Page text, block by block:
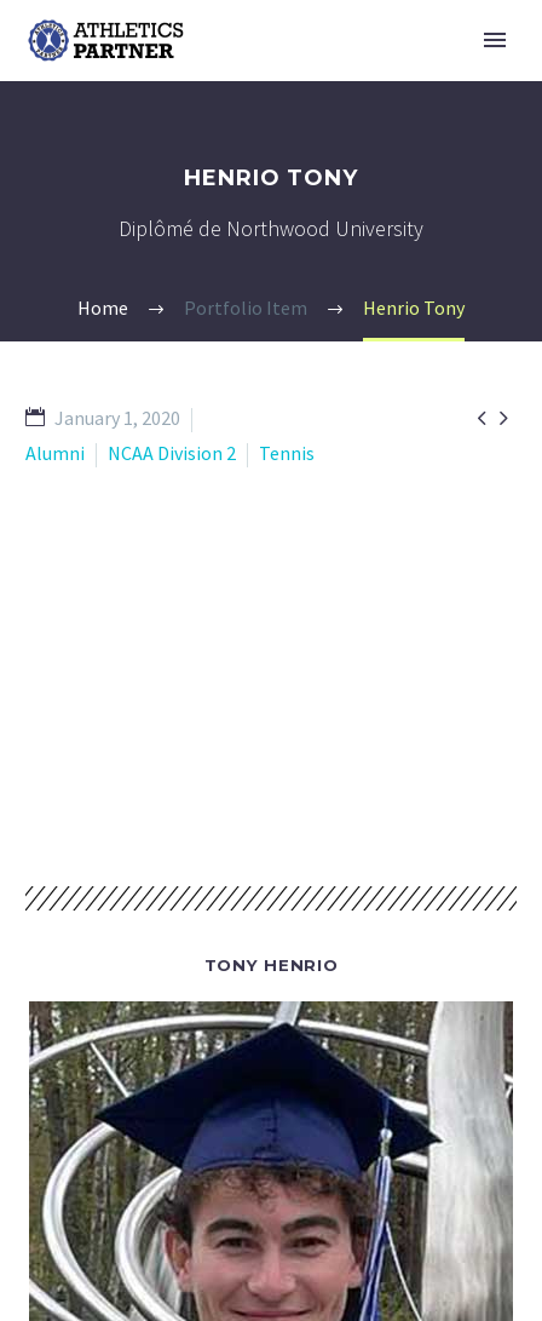
HENRIO TONY
Diplômé de Northwood University
Home Portfolio Item Henrio Tony
 
January 1, 2020
Alumni
NCAA Division 2 Tennis
TONY HENRIO